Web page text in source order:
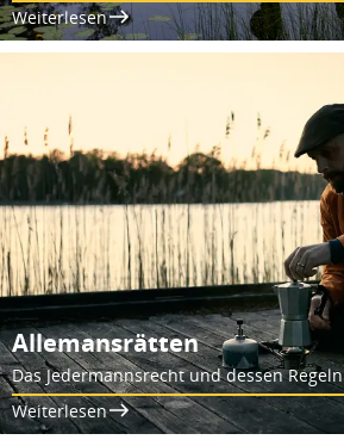
Weiterlesen
Allemansrätten
Das Jedermannsrecht und dessen Regeln
Weiterlesen